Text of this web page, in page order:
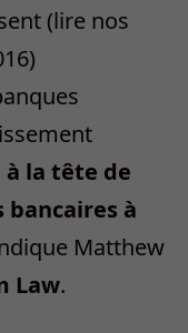
(lire nos
à la tête de
à
Matthew
Law.